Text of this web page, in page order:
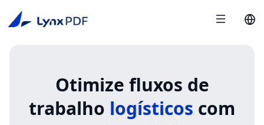
Otimize fluxos de
trabalho logísticos com